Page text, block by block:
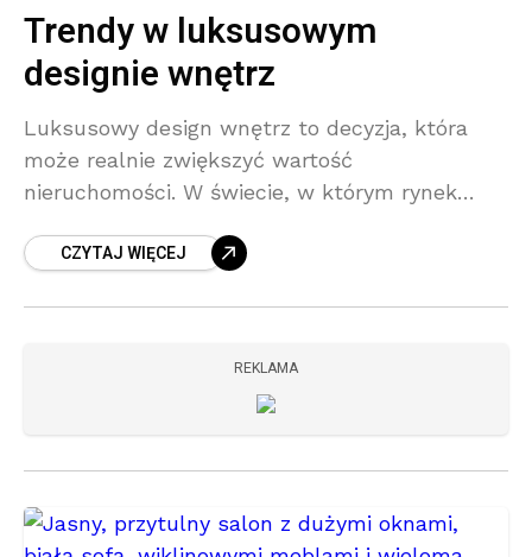
Trendy w luksusowym
designie wnętrz
Luksusowy design wnętrz to decyzja, która
może realnie zwiększyć wartość
nieruchomości. W świecie, w którym rynek
wizytówką inwestycji. Starannie dobrane
CZYTAJ WIĘCEJ
REKLAMA